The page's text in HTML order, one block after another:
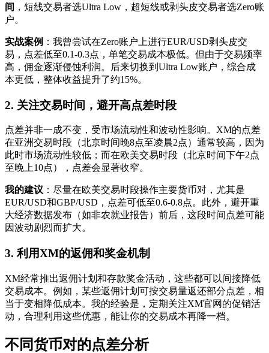
间 ，短线交易者选Ultra Low，超短线或剥头皮交易者选Zero账
户。
实战案例 ：我曾尝试在Zero账户上进行EUR/USD剥头皮交
易，点差低至0.1-0.3点，单笔交易成本极低。但由于交易频率
高，佣金逐渐侵蚀利润。后来切换到Ultra Low账户，综合成
本更低，整体收益提升了约15%。
2. 关注交易时间，避开高点差时段
点差并非一成不变，受市场流动性和波动性影响。XM的点差
在亚洲交易时段（北京时间晚8点至凌晨2点）通常较高，因为
此时市场流动性较低；而在欧美交易时段（北京时间下午2点
至晚上10点），点差会显著收窄。
我的建议 ：尽量在欧美交易时段操作主要货币对，尤其是
EUR/USD和GBP/USD，点差可低至0.6-0.8点。此外，避开重
大经济数据发布（如非农就业报告）前后，这段时间点差可能
因波动剧烈而扩大。
3. 利用XM的返佣和奖金机制
XM经常推出返佣计划和存款奖金活动，这些都可以间接降低
交易成本。例如，某些返佣计划可按交易量返还部分点差，相
当于变相降低成本。我的经验是，定期关注XM官网的促销活
动，合理利用这些优惠，能让你的交易成本再降一档。
不同货币对的点差分析